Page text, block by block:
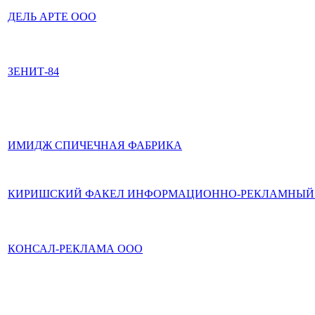
ДЕЛЬ АРТЕ ООО
ЗЕНИТ-84
ИМИДЖ СПИЧЕЧНАЯ ФАБРИКА
КИРИШСКИЙ ФАКЕЛ ИНФОРМАЦИОННО-РЕКЛАМНЫЙ
КОНСАЛ-РЕКЛАМА ООО